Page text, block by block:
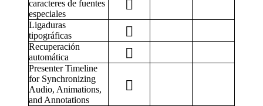
caracteres de fuentes
especiales
Ligaduras
tipográficas
Recuperación
automática
Presenter Timeline
for Synchronizing
Audio, Animations,
and Annotations